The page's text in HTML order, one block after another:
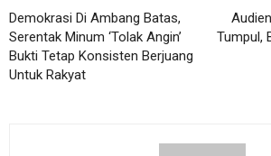
Demokrasi Di Ambang Batas,
Serentak Minum ‘Tolak Angin’
Bukti Tetap Konsisten Berjuang
Untuk Rakyat
Tumpul,